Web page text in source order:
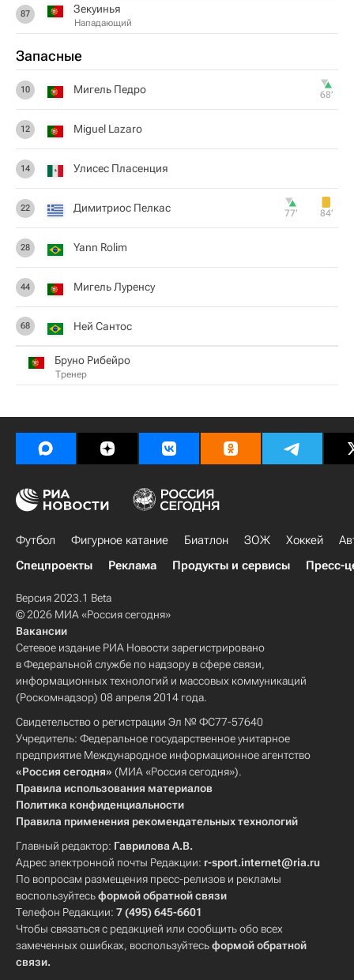
87 Зекуинья
Нападающий
Запасные
10 Мигель Педро 68‎’‎
12 Miguel Lazaro
14 Улисес Пласенция
22 Димитриос Пелкас 77‎’‎ 84‎’‎
28 Yann Rolim
44 Мигель Луренсу
68 Ней Сантос
Бруно Рибейро
Тренер
Футбол Фигурное катание Биатлон ЗОЖ Хоккей
Спецпроекты
Реклама Продукты и сервисы Пресс-
Версия 2023.1 Beta
© 2026 МИА «Россия сегодня»
Вакансии
Сетевое издание РИА Новости зарегистрировано
в Федеральной службе по надзору в сфере связи,
информационных технологий и массовых коммуникаций
(Роскомнадзор) 08 апреля 2014 года.
Свидетельство о регистрации Эл № ФС77-57640
Учредитель: Федеральное государственное унитарное
предприятие Международное информационное агентство
«Россия сегодня» (МИА «Россия сегодня»).
Правила использования материалов
Политика конфиденциальности
Правила применения рекомендательных технологий
Главный редактор: Гаврилова А.В.
Адрес электронной почты Редакции: r-sport.internet@ria.ru
По вопросам размещения пресс-релизов и рекламы
воспользуйтесьформой обратной связи
Телефон Редакции: 7 (495) 645-6601
Чтобы связаться с редакцией или сообщить обо всех
замеченных ошибках, воспользуйтесьформой обратной
связи.